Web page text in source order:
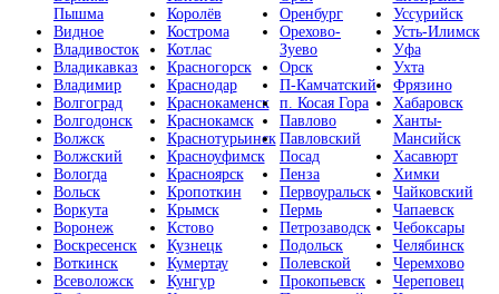
Пышма
Видное
Владивосток
Владикавказ
Владимир
Волгоград
Волгодонск
Волжск
Волжский
Вологда
Вольск
Воркута
Воронеж
Воскресенск
Воткинск
Всеволожск
Королёв
Кострома
Котлас
Красногорск
Краснодар
Краснокаменск
Краснокамск
Краснотурьинск
Красноуфимск
Красноярск
Кропоткин
Крымск
Кстово
Кузнецк
Кумертау
Кунгур
Оренбург
Орехово-
Зуево
Орск
П-Камчатский
п. Косая Гора
Павлово
Павловский
Посад
Пенза
Первоуральск
Пермь
Петрозаводск
Подольск
Полевской
Прокопьевск
Уссурийск
Усть-Илимск
Уфа
Ухта
Фрязино
Хабаровск
Ханты-
Мансийск
Хасавюрт
Химки
Чайковский
Чапаевск
Чебоксары
Челябинск
Черемхово
Череповец